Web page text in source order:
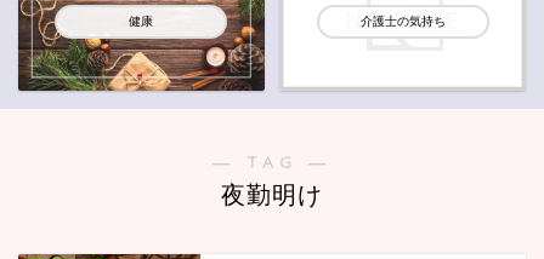
健康 介護士の気持ち
― TAG ―
夜勤明け